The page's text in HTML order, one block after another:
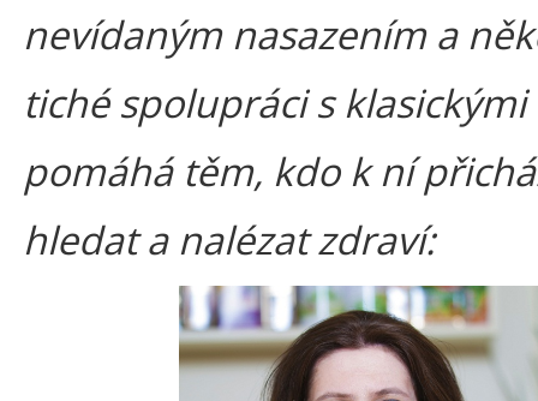
nevídaným nasazením a
tiché spolupráci s
pomáhá těm, kdo k ní
hledat a nalézat zdraví: